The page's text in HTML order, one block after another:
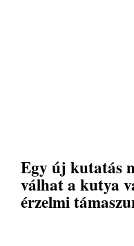
Egy új kutatás
válhat a kutya
érzelmi